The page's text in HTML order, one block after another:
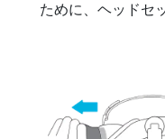
ために、ヘッドセ